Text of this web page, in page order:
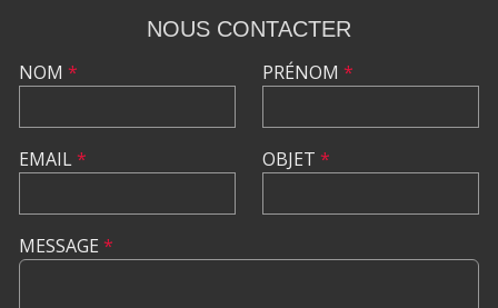
NOUS CONTACTER
NOM *
EMAIL*
PRÉNOM *
OBJET *
MESSAGE *